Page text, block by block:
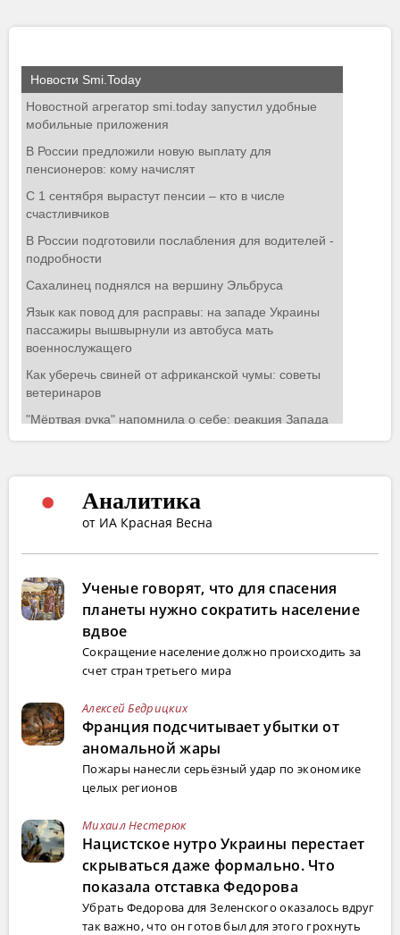
Аналитика
от ИА Красная Весна
Ученые говорят, что для спасения
планеты нужно сократить население
вдвое
Сокращение население должно происходить за
счет стран третьего мира
Алексей Бедрицких
Франция подсчитывает убытки от
аномальной жары
Пожары нанесли серьёзный удар по экономике
целых регионов
Михаил Нестерюк
Нацистское нутро Украины перестает
скрываться даже формально. Что
показала отставка Федорова
Убрать Федорова для Зеленского оказалось вдруг
так важно, что он готов был для этого грохнуть